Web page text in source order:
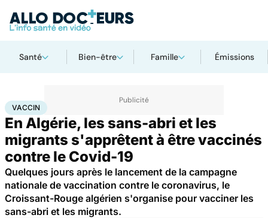
Santé Bien-être Famille Émissions
AccueilSanté Vaccin
VACCIN
En Algérie, les sans-abri et les
migrants s'apprêtent à être vaccinés
contre le Covid-19
Quelques jours après le lancement de la campagne
nationale de vaccination contre le coronavirus, le
Croissant-Rouge algérien s'organise pour vacciner les
sans-abri et les migrants.